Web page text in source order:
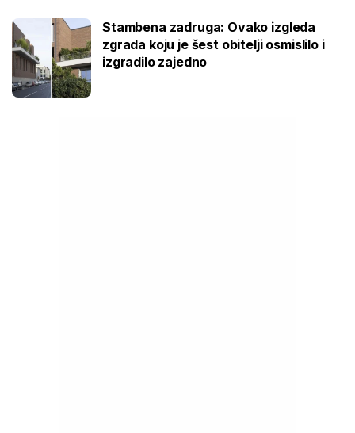
Stambena zadruga: Ovako izgleda
zgrada koju je šest obitelji osmislilo i
izgradilo zajedno